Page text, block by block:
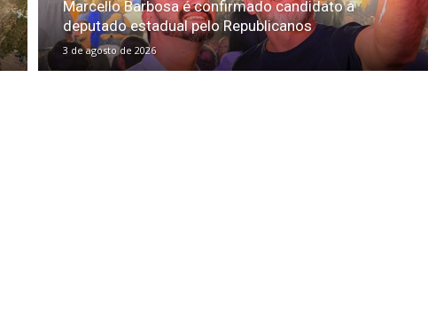
Marcello Barbosa é confirmado candidato a
deputado estadual pelo Republicanos
3 de agosto de 2026